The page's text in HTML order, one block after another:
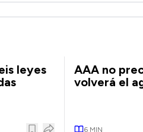
leyes
AAA no
volverá el
6 MIN